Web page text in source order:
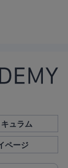
ュラム
ページ